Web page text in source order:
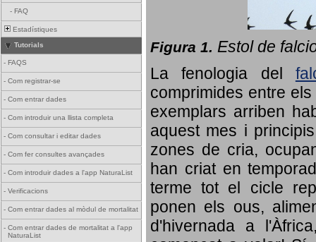
- FAQ
Estadístiques
Tutorials
- FAQS
- Com registrar-se
- Com entrar dades
- Com introduir una llista completa
- Com consultar i editar dades
- Com fer consultes avançades
- Com introduir dades a l'app NaturaList
- Verificacions
- Com entrar dades al mòdul de mortalitat
- Com entrar dades de mortalitat a l'app
NaturaList
Figura 1. Estol de
La fenologia del
comprimides entre
exemplars arriben
aquest mes i
zones de cria,
han criat en
terme tot el cicle
ponen els ous,
d'hivernada a